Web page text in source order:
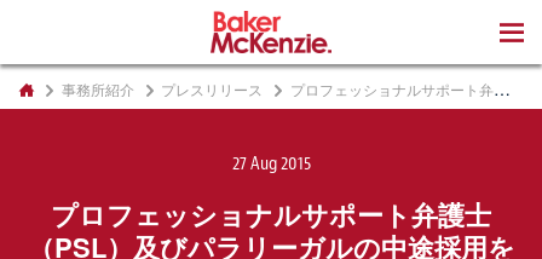
事務所紹介 プレスリリース プロフェッショナルサポート弁護士（PSL）及びパラリーガルの中途採用を開始しました
27 Aug 2015
プロフェッショナルサポート弁護士
（PSL）及びパラリーガルの中途採用を